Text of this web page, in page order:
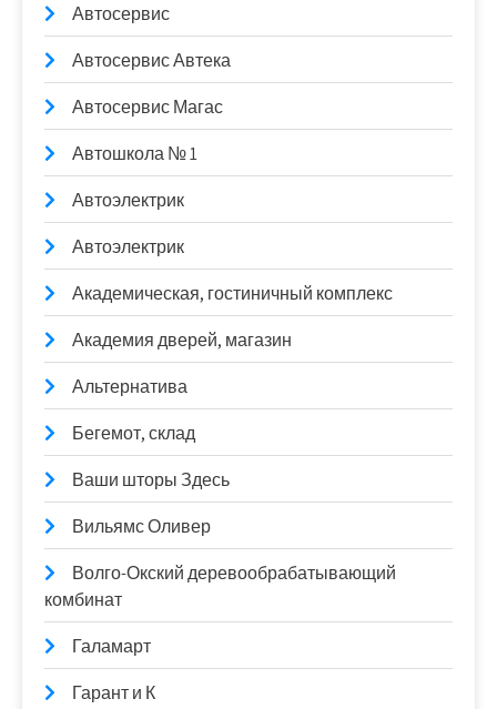
Автосервис
Автосервис Автека
Автосервис Магас
Автошкола № 1
Автоэлектрик
Автоэлектрик
Академическая, гостиничный комплекс
Академия дверей, магазин
Альтернатива
Бегемот, склад
Ваши шторы Здесь
Вильямс Оливер
Волго-Окский деревообрабатывающий
комбинат
Галамарт
Гарант и К